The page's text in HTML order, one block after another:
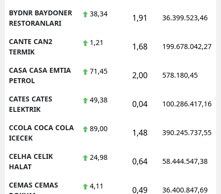
BYDNR BAYDONER
RESTORANLARI
38,34 1,91 36.399.523,46
CANTE CAN2
TERMIK
1,21 1,68 199.678.042,27
CASA CASA EMTIA
PETROL
71,45 2,00 578.180,45
CATES CATES
ELEKTRIK
49,38 0,04 100.286.417,16
CCOLA COCA COLA
ICECEK
89,00 1,48 390.245.737,55
CELHA CELIK
HALAT
24,98 0,64 58.444.547,38
CEMAS CEMAS
4,11 0,49 36.400.847,69